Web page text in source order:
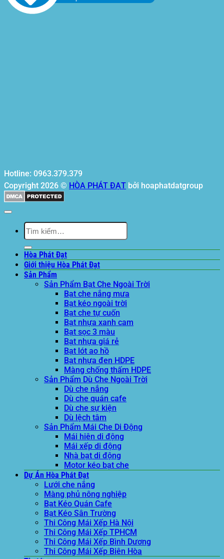
Hotline: 0963.379.379
Copyright 2026 © HÒA PHÁT ĐẠT bởi hoaphatdatgroup
Tìm
kiếm:
Hòa Phát Đạt
Giới thiệu Hòa Phát Đạt
Sản Phẩm
Sản Phẩm Bạt Che Ngoài Trời
Bạt che nắng mưa
Bạt kéo ngoài trời
Bạt che tự cuốn
Bạt nhựa xanh cam
Bạt sọc 3 màu
Bạt nhựa giá rẻ
Bạt lót ao hồ
Bạt nhựa đen HDPE
Màng chống thấm HDPE
Sản Phẩm Dù Che Ngoài Trời
Dù che nắng
Dù che quán cafe
Dù che sự kiện
Dù lệch tâm
Sản Phẩm Mái Che Di Động
Mái hiên di động
Mái xếp di động
Nhà bạt di động
Motor kéo bạt che
Dự Án Hòa Phát Đạt
Lưới che nắng
Màng phủ nông nghiệp
Bạt Kéo Quán Cafe
Bạt Kéo Sân Trường
Thi Công Mái Xếp Hà Nội
Thi Công Mái Xếp TPHCM
Thi Công Mái Xếp Bình Dương
Thi Công Mái Xếp Biên Hòa